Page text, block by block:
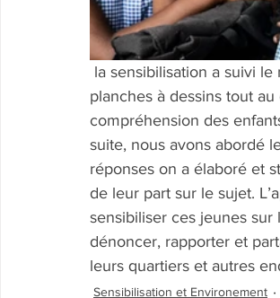
planches à dessins tout
compréhension des
suite, nous avons abordé
réponses on a élaboré et
de leur part sur le sujet.
sensibiliser ces jeunes
dénoncer, rapporter et
leurs quartiers et autres
Sensibilisation et Environement